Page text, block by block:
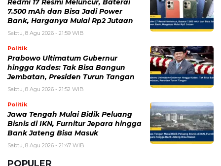
Sabtu, 8 Agustus 2026 - 22:27 WIB
Terekam CCTV, 4 Pencuri Kabel Penangkal Petir TVRI
Diringkus, Kerugian Rp80 Juta
Babah Alun Borong 61 Land Cruiser FJ Sekaligus,
Ternyata Bukan untuk Koleksi
Diskon Spesial 8.8 di HokBen hingga Burger King ‎
Jumat, 7 Agustus 2026 - 15:27 WIB
BPK Ungkap Cerita di Balik Tagihan Listrik Rumah
Dinas Parepare
Jumat, 7 Agustus 2026 - 15:20 WIB